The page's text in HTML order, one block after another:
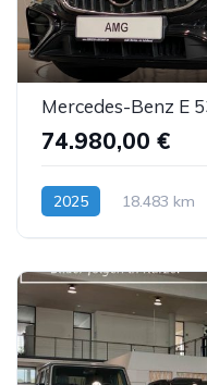
74.980,00 €
2025 18.483 km